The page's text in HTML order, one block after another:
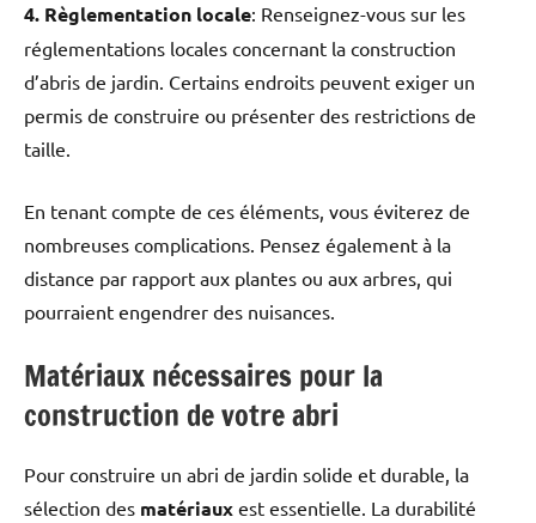
4. Règlementation locale: Renseignez-vous sur les
réglementations locales concernant la construction
d’abris de jardin. Certains endroits peuvent exiger un
permis de construire ou présenter des restrictions de
taille.
En tenant compte de ces éléments, vous éviterez de
nombreuses complications. Pensez également à la
distance par rapport aux plantes ou aux arbres, qui
pourraient engendrer des nuisances.
Matériaux nécessaires pour la
construction de votre abri
Pour construire un abri de jardin solide et durable, la
sélection des matériaux est essentielle. La durabilité